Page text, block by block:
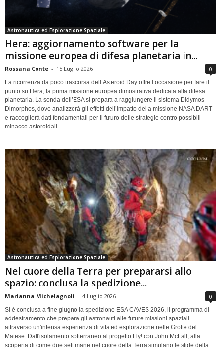
Astronautica ed Esplorazione Spaziale
Hera: aggiornamento software per la
missione europea di difesa planetaria in...
Rossana Conte - 15 Luglio 2026 0
La ricorrenza da poco trascorsa dell’Asteroid Day offre l’occasione per fare il
punto su Hera, la prima missione europea dimostrativa dedicata alla difesa
planetaria. La sonda dell’ESA si prepara a raggiungere il sistema Didymos–
Dimorphos, dove analizzerà gli effetti dell’impatto della missione NASA DART
e raccoglierà dati fondamentali per il futuro delle strategie contro possibili
minacce asteroidali
Astronautica ed Esplorazione Spaziale
Nel cuore della Terra per prepararsi allo
spazio: conclusa la spedizione...
Marianna Michelagnoli - 4 Luglio 2026 0
Si è conclusa a fine giugno la spedizione ESA CAVES 2026, il programma di
addestramento che prepara gli astronauti alle future missioni spaziali
attraverso un'intensa esperienza di vita ed esplorazione nelle Grotte del
Matese. Dall'isolamento sotterraneo al progetto Fly! con John McFall, alla
scoperta di come due settimane nel cuore della Terra simulano le sfide della